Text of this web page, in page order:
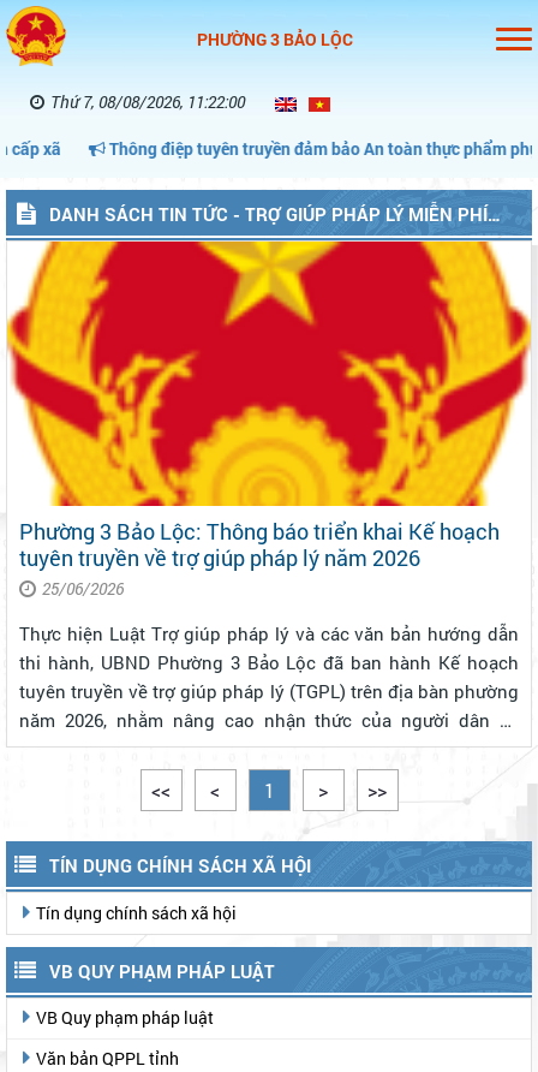
PHƯỜNG 3 BẢO LỘC
Thứ 7, 08/08/2026, 11:22:00
xã Thông điệp tuyên truyền đảm bảo An toàn thực phẩm phục
(P3BAOLOC)
Phường 3 Bảo Lộc: Thông báo triển khai Kế hoạch
tuyên truyền về trợ giúp pháp lý năm 2026
25/06/2026
Thực hiện Luật Trợ giúp pháp lý và các văn bản hướng dẫn
thi hành, UBND Phường 3 Bảo Lộc đã ban hành Kế hoạch
tuyên truyền về trợ giúp pháp lý (TGPL) trên địa bàn phường
năm 2026, nhằm nâng cao nhận thức của người dân về
quyền được TGPL miễn phí, kịp thời phát hiện và giới thiệu
người thuộc diện TGP...
<< < 1 > >>
TÍN DỤNG CHÍNH SÁCH XÃ HỘI
Tín dụng chính sách xã hội
VB QUY PHẠM PHÁP LUẬT
VB Quy phạm pháp luật
Văn bản QPPL tỉnh